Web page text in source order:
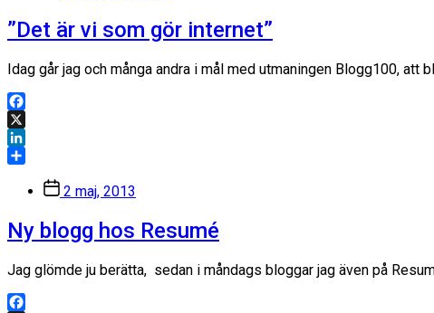
”Det är vi som gör internet”
Idag går jag och många andra i mål med utmaningen Blogg100,
Facebook
X
LinkedIn
Inläggsdatum
2 maj, 2013
Ny blogg hos Resumé
Jag glömde ju berätta, sedan i måndags bloggar jag även på